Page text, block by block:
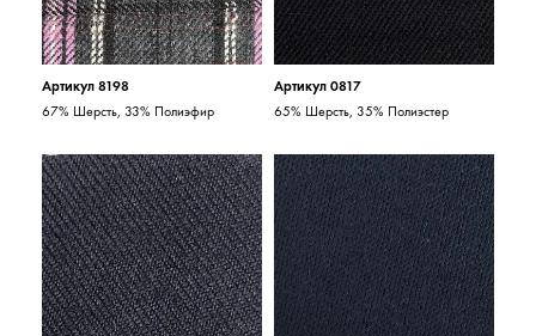
Артикул 8198
67% Шерсть, 33% Полиэфир
Артикул 0817
65% Шерсть, 35% Полиэстер